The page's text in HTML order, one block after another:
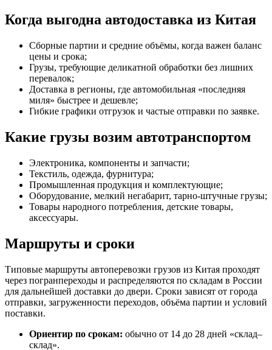
Когда выгодна автодоставка из Китая
Сборные партии и средние объёмы, когда важен баланс
цены и срока;
Грузы, требующие деликатной обработки без лишних
перевалок;
Доставка в регионы, где автомобильная «последняя
миля» быстрее и дешевле;
Гибкие графики отгрузок и частые отправки по заявке.
Какие грузы возим автотранспортом
Электроника, компоненты и запчасти;
Текстиль, одежда, фурнитура;
Промышленная продукция и комплектующие;
Оборудование, мелкий негабарит, тарно-штучные грузы;
Товары народного потребления, детские товары,
аксессуары.
Маршруты и сроки
Типовые маршруты автоперевозки грузов из Китая проходят
через погранпереходы и распределяются по складам в России
для дальнейшей доставки до двери. Сроки зависят от города
отправки, загруженности переходов, объёма партии и условий
поставки.
Ориентир по срокам: обычно от 14 до 28 дней «склад–
склад».